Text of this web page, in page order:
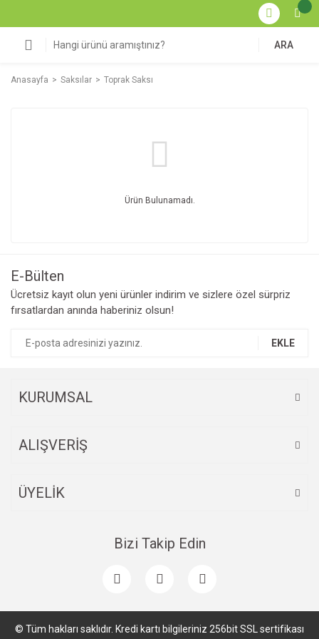
ARA
Anasayfa Saksılar Toprak Saksı
Ürün Bulunamadı.
E-Bülten
Ücretsiz kayıt olun yeni ürünler indirim ve sizlere özel sürpriz
fırsatlardan anında haberiniz olsun!
EKLE
KURUMSAL
ALIŞVERİŞ
ÜYELİK
Bizi Takip Edin
© Tüm hakları saklıdır. Kredi kartı bilgileriniz 256bit SSL sertifikası